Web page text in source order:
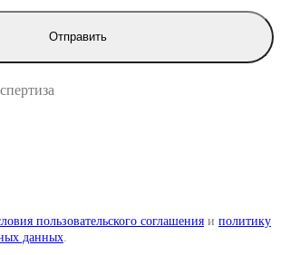
Отправить
пользовательского соглашения и политику
данных